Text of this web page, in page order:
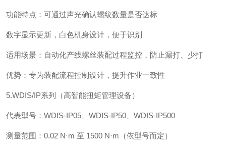
功能特点‌：可通过声光确认螺纹数量是否达标
数字显示更新，白色机身设计，便于识别
适用场景‌：自动化产线螺丝装配过程监控，防止漏打、少打
‌优势‌：专为装配流程控制设计，提升作业一致性
5.WDIS/IP系列（高智能扭矩管理设备）‌
‌代表型号‌：WDIS-IP05、WDIS-IP50、WDIS-IP500
测量范围‌：0.02 N·m 至 1500 N·m（依型号而定）